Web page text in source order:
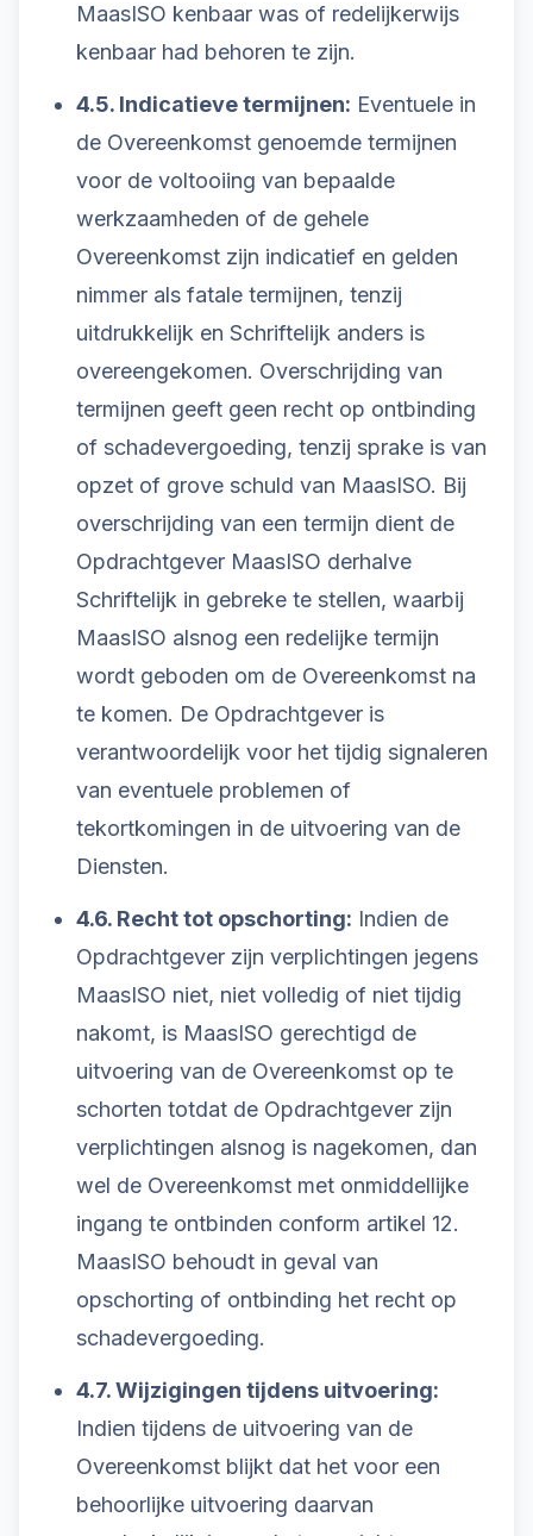
MaasISO kenbaar was of redelijkerwijs
kenbaar had behoren te zijn.
4.5. Indicatieve termijnen: Eventuele in
de Overeenkomst genoemde termijnen
voor de voltooiing van bepaalde
werkzaamheden of de gehele
Overeenkomst zijn indicatief en gelden
nimmer als fatale termijnen, tenzij
uitdrukkelijk en Schriftelijk anders is
overeengekomen. Overschrijding van
termijnen geeft geen recht op ontbinding
of schadevergoeding, tenzij sprake is van
opzet of grove schuld van MaasISO. Bij
overschrijding van een termijn dient de
Opdrachtgever MaasISO derhalve
Schriftelijk in gebreke te stellen, waarbij
MaasISO alsnog een redelijke termijn
wordt geboden om de Overeenkomst na
te komen. De Opdrachtgever is
verantwoordelijk voor het tijdig signaleren
van eventuele problemen of
tekortkomingen in de uitvoering van de
Diensten.
4.6. Recht tot opschorting: Indien de
Opdrachtgever zijn verplichtingen jegens
MaasISO niet, niet volledig of niet tijdig
nakomt, is MaasISO gerechtigd de
uitvoering van de Overeenkomst op te
schorten totdat de Opdrachtgever zijn
verplichtingen alsnog is nagekomen, dan
wel de Overeenkomst met onmiddellijke
ingang te ontbinden conform artikel 12.
MaasISO behoudt in geval van
opschorting of ontbinding het recht op
schadevergoeding.
4.7. Wijzigingen tijdens uitvoering:
Indien tijdens de uitvoering van de
Overeenkomst blijkt dat het voor een
behoorlijke uitvoering daarvan